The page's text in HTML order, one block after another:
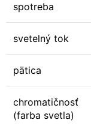
spotreba
svetelný tok
pätica
chromatičnosť
(farba svetla)